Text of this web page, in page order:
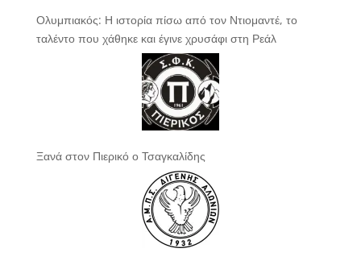
Ολυμπιακός: Η ιστορία πίσω από τον Ντιομαντέ, το
ταλέντο που χάθηκε και έγινε χρυσάφι στη Ρεάλ
Ξανά στον Πιερικό ο Τσαγκαλίδης